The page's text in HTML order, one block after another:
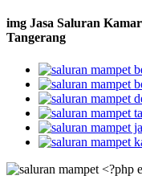
img Jasa Saluran
Tangerang